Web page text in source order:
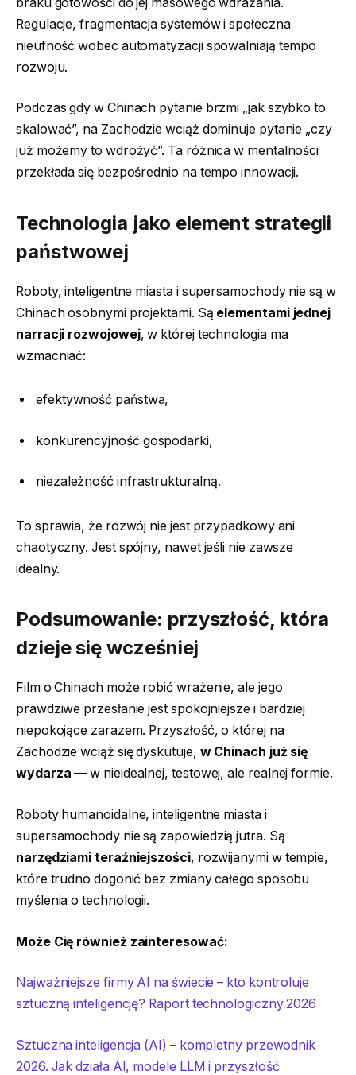
Regulacje, fragmentacja systemów i społeczna
nieufność wobec automatyzacji spowalniają tempo
rozwoju.
Podczas gdy w Chinach pytanie brzmi „jak szybko to
skalować”, na Zachodzie wciąż dominuje pytanie „czy
już możemy to wdrożyć”. Ta różnica w mentalności
przekłada się bezpośrednio na tempo innowacji.
Technologia jako element strategii
państwowej
Roboty, inteligentne miasta i supersamochody nie są w
Chinach osobnymi projektami. Są elementami jednej
narracji rozwojowej, w której technologia ma
wzmacniać:
efektywność państwa,
konkurencyjność gospodarki,
niezależność infrastrukturalną.
To sprawia, że rozwój nie jest przypadkowy ani
chaotyczny. Jest spójny, nawet jeśli nie zawsze
idealny.
Podsumowanie: przyszłość, która
dzieje się wcześniej
Film o Chinach może robić wrażenie, ale jego
prawdziwe przesłanie jest spokojniejsze i bardziej
niepokojące zarazem. Przyszłość, o której na
Zachodzie wciąż się dyskutuje, w Chinach już się
wydarza — w nieidealnej, testowej, ale realnej formie.
Roboty humanoidalne, inteligentne miasta i
supersamochody nie są zapowiedzią jutra. Są
narzędziami teraźniejszości, rozwijanymi w tempie,
które trudno dogonić bez zmiany całego sposobu
myślenia o technologii.
Może Cię również zainteresować:
Najważniejsze firmy AI na świecie – kto kontroluje
sztuczną inteligencję? Raport technologiczny 2026
Sztuczna inteligencja (AI) – kompletny przewodnik
2026. Jak działa AI, modele LLM i przyszłość